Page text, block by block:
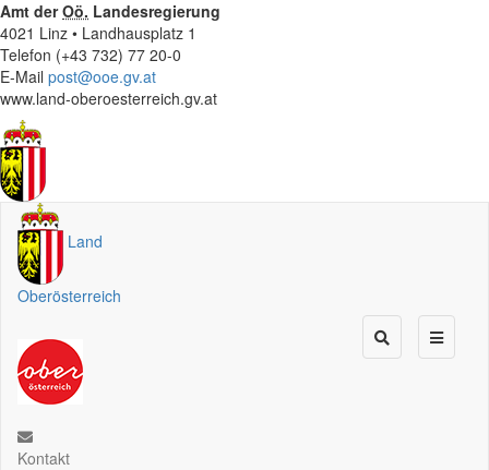
Amt derOö. Landesregierung
4021 Linz • Landhausplatz 1
Telefon (+43 732) 77 20-0
E-Mail post@ooe.gv.at
www.land-oberoesterreich.gv.at
Land
Oberösterreich
Kontakt